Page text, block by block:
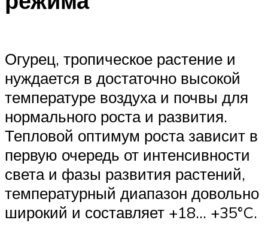
Огурец, тропическое растение и
нуждается в достаточно высокой
температуре воздуха и почвы для
нормального роста и развития.
Тепловой оптимум роста зависит в
первую очередь от интенсивности
света и фазы развития растений,
температурный диапазон довольно
широкий и составляет +18… +35°C.